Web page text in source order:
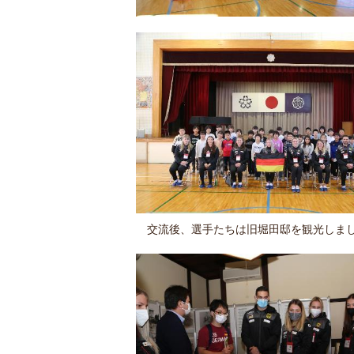
交流後、選手たちは旧堀田邸を観光しま